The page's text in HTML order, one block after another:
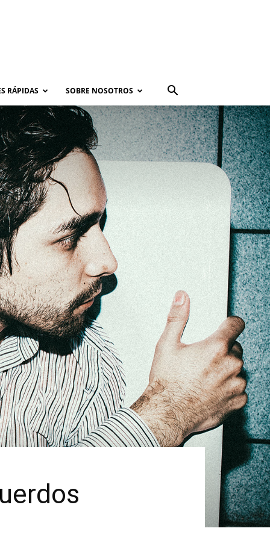
RÁPIDAS SOBRE NOSOTROS